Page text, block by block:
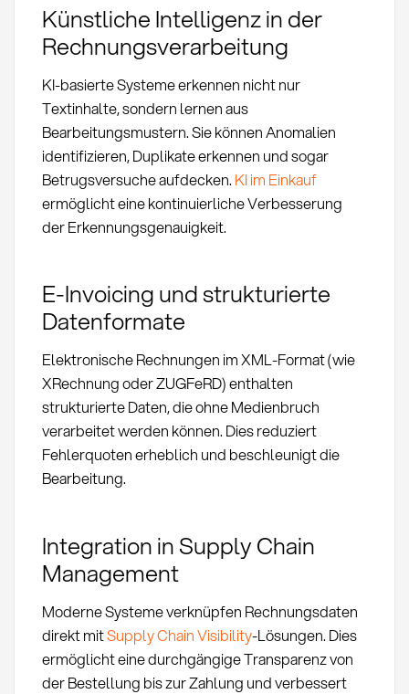
Künstliche Intelligenz in der
Rechnungsverarbeitung
KI-basierte Systeme erkennen nicht nur
Textinhalte, sondern lernen aus
Bearbeitungsmustern. Sie können Anomalien
identifizieren, Duplikate erkennen und sogar
Betrugsversuche aufdecken. KI im Einkauf
ermöglicht eine kontinuierliche Verbesserung
der Erkennungsgenauigkeit.
E-Invoicing und strukturierte
Datenformate
Elektronische Rechnungen im XML-Format (wie
XRechnung oder ZUGFeRD) enthalten
strukturierte Daten, die ohne Medienbruch
verarbeitet werden können. Dies reduziert
Fehlerquoten erheblich und beschleunigt die
Bearbeitung.
Integration in Supply Chain
Management
Moderne Systeme verknüpfen Rechnungsdaten
direkt mitSupply Chain Visibility-Lösungen. Dies
ermöglicht eine durchgängige Transparenz von
der Bestellung bis zur Zahlung und verbessert